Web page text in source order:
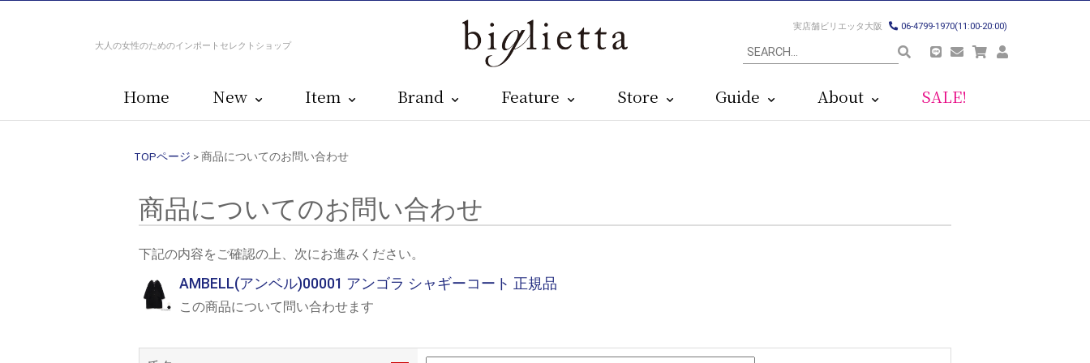
大人の女性のためのインポートセレクトショップ
実店舗ビリエッタ大阪 06-4799-1970(11:00-20:00)
Home New Item Brand Feature Store Guide About SALE!
TOPページ > 商品についてのお問い合わせ
商品についてのお問い合わせ
下記の内容をご確認の上、次にお進みください。
AMBELL(アンベル)00001 アンゴラ シャギーコート 正規品
この商品について問い合わせます